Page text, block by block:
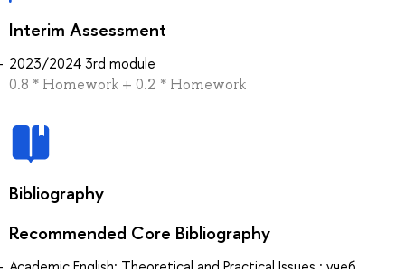
Interim Assessment
2023/2024 3rd module
0.8 * Homework + 0.2 * Homework
Bibliography
Recommended Core Bibliography